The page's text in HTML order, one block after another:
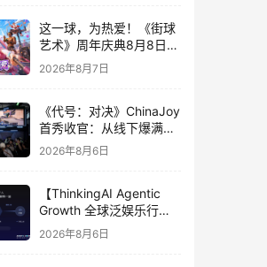
这一球，为热爱！《街球
艺术》周年庆典8月8日正
式上线，多重福利与全新
内容同步开启
2026年8月7日
《代号：对决》ChinaJoy
首秀收官：从线下爆满看
见玩家的真实期待
2026年8月6日
【ThinkingAI Agentic
Growth 全球泛娱乐行业
峰会】Agent 时代，人到
底负责什么
2026年8月6日